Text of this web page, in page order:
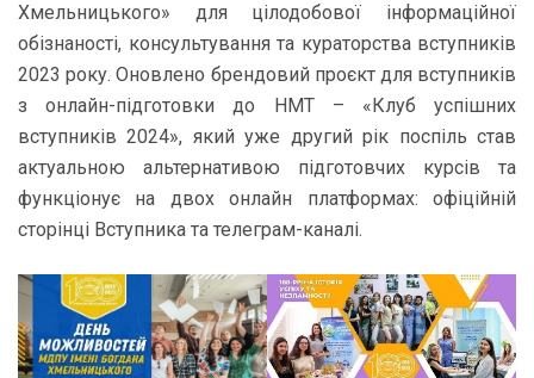
Хмельницького» для цілодобової інформаційної
обізнаності, консультування та кураторства вступників
2023 року. Оновлено брендовий проєкт для вступників
з онлайн-підготовки до НМТ – «Клуб успішних
вступників 2024», який уже другий рік поспіль став
актуальною альтернативою підготовчих курсів та
функціонує на двох онлайн платформах: офіційній
сторінці Вступника та телеграм-каналі.